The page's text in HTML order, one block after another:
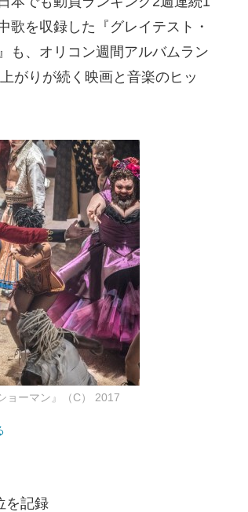
歌を収録した『グレイテスト・
も、オリコン週間アルバムラン
がりが続く映画と音楽のヒッ
ョーマン』（C） 2017
を記録